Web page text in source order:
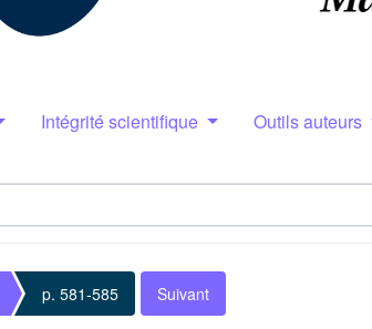
Intégrité scientifique Outils auteurs
p. 581-585 Suivant